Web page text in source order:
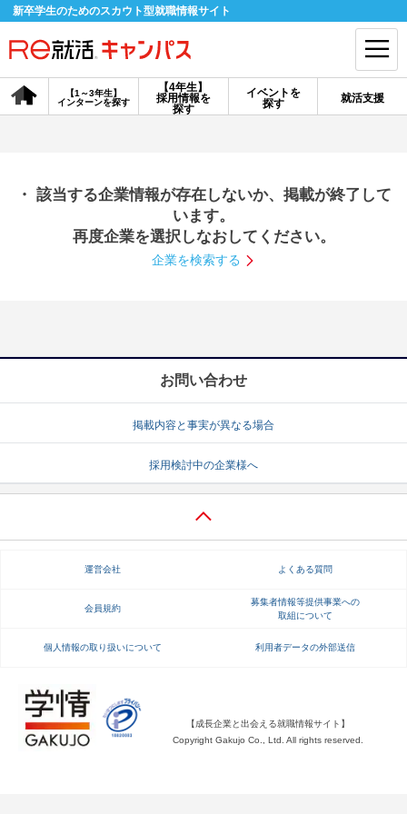
新卒学生のためのスカウト型就職情報サイト
【4年生】
採用情報を
探す
【1～3年生】
インターンを探す
イベントを
探す
就活支援
会員登録 ログイン
探す
【4年生】
説明会を探す
就活ノウハウ・サポート
就活ノウハウが満載！ お役立ち記事・相談室など
就活ニュースペーパー よくある質問
不明点があればこちら
・ 該当する企業情報が存在しないか、掲載が終了して
います。
再度企業を選択しなおしてください。
企業を検索する
お問い合わせ
掲載内容と事実が異なる場合
採用検討中の企業様へ
運営会社 よくある質問
会員規約
募集者情報等提供事業への
取組について
個人情報の取り扱いについて 利用者データの外部送信
【成長企業と出会える就職情報サイト】
Copyright Gakujo Co., Ltd. All rights reserved.